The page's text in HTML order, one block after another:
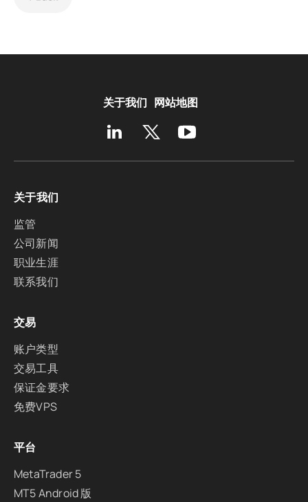
关于我们 网站地图
关于我们
监管
公司新闻
职业生涯
联系我们
交易
账户类型
交易工具
保证金要求
免费VPS
平台
MetaTrader 5
MT5 Android 版